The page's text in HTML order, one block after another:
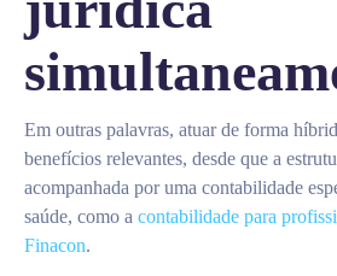
Em outras palavras, atuar de forma
benefícios relevantes, desde que a
acompanhada por uma contabilidade
saúde, como a contabilidade para
Finacon.